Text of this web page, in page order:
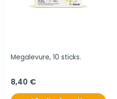
Megalevure, 10 sticks.
8,40 €